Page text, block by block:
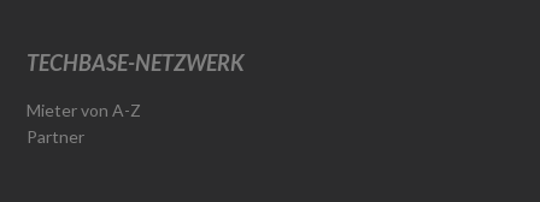
TECHBASE-NETZWERK
Mieter von A-Z
Partner